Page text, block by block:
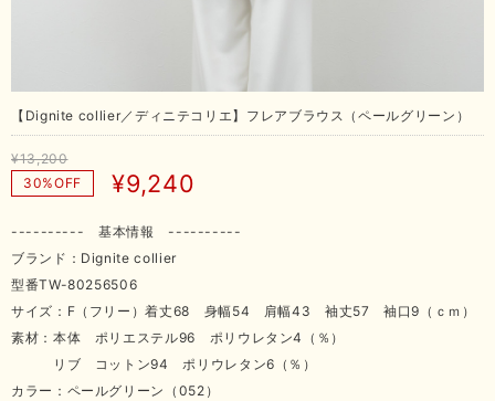
【Dignite collier／ディニテコリエ】フレアブラウス（ペールグリーン）
¥13,200
30%OFF
¥9,240
---------- 基本情報 ----------
ブランド：Dignite collier
型番TW-80256506
サイズ：F（フリー）着丈68 身幅54 肩幅43 袖丈57 袖口9（ｃｍ）
素材：本体 ポリエステル96 ポリウレタン4（％）
リブ コットン94 ポリウレタン6（％）
カラー：ペールグリーン（052）